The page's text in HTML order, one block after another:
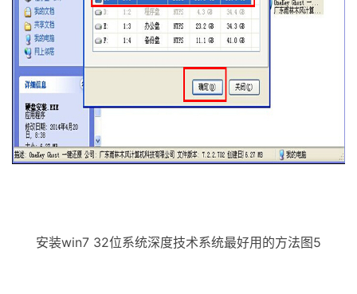
安装win7 32位系统深度技术系统最好用的方法图5